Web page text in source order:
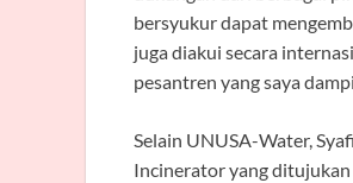
bersyukur dapat
juga diakui secara
pesantren yang saya
Selain UNUSA-Water,
Incinerator yang